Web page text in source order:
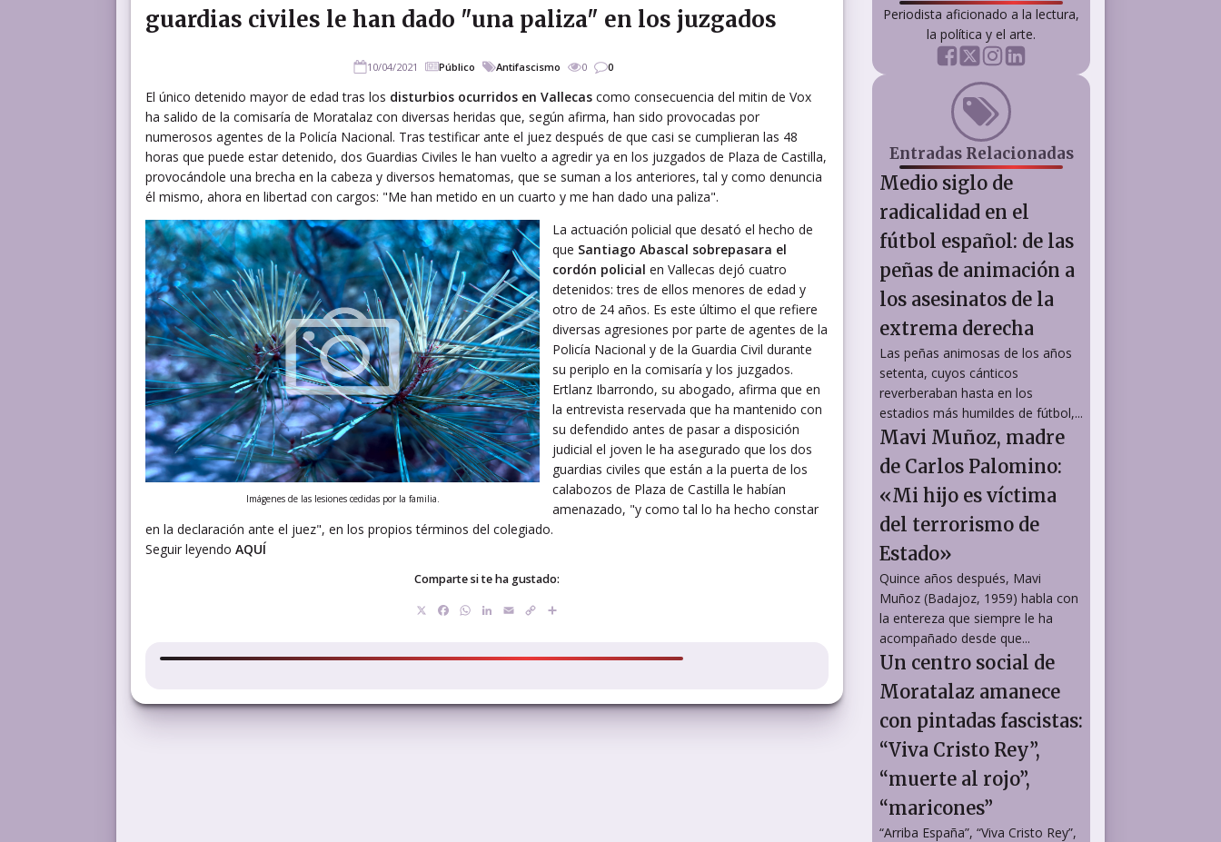
guardias civiles le han dado "una paliza" en los juzgados
10/04/2021 Público Antifascismo 0 0
El único detenido mayor de edad tras los disturbios ocurridos en Vallecas como consecuencia del mitin de Vox
ha salido de la comisaría de Moratalaz con diversas heridas que, según afirma, han sido provocadas por
numerosos agentes de la Policía Nacional. Tras testificar ante el juez después de que casi se cumplieran las 48
horas que puede estar detenido, dos Guardias Civiles le han vuelto a agredir ya en los juzgados de Plaza de Castilla,
provocándole una brecha en la cabeza y diversos hematomas, que se suman a los anteriores, tal y como denuncia
él mismo, ahora en libertad con cargos: "Me han metido en un cuarto y me han dado una paliza".
Imágenes de las lesiones cedidas por la familia.
La actuación policial que desató el hecho de
que Santiago Abascal sobrepasara el
cordón policial en Vallecas dejó cuatro
detenidos: tres de ellos menores de edad y
otro de 24 años. Es este último el que refiere
diversas agresiones por parte de agentes de la
Policía Nacional y de la Guardia Civil durante
su periplo en la comisaría y los juzgados.
Ertlanz Ibarrondo, su abogado, afirma que en
la entrevista reservada que ha mantenido con
su defendido antes de pasar a disposición
judicial el joven le ha asegurado que los dos
guardias civiles que están a la puerta de los
calabozos de Plaza de Castilla le habían
amenazado, "y como tal lo ha hecho constar
en la declaración ante el juez", en los propios términos del colegiado.
Seguir leyendo AQUÍ
Comparte si te ha gustado:
Facebook
WhatsApp
LinkedIn
EmailCopy
Periodista aficionado a la lectura,
la política y el arte.
Entradas Relacionadas
Medio siglo de
radicalidad en el
fútbol español: de las
peñas de animación a
los asesinatos de la
extrema derecha
Las peñas animosas de los años
setenta, cuyos cánticos
reverberaban hasta en los
estadios más humildes de fútbol,...
Mavi Muñoz, madre
de Carlos Palomino:
«Mi hijo es víctima
del terrorismo de
Estado»
Quince años después, Mavi
Muñoz (Badajoz, 1959) habla con
la entereza que siempre le ha
acompañado desde que...
Un centro social de
Moratalaz amanece
con pintadas fascistas:
“Viva Cristo Rey”,
“muerte al rojo”,
“maricones”
“Arriba España”, “Viva Cristo Rey”,